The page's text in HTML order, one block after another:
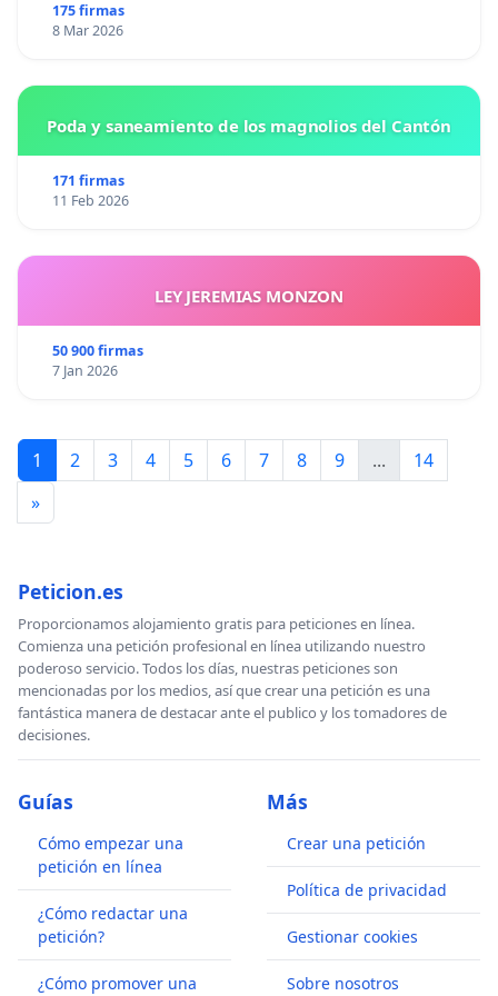
175 firmas
8 Mar 2026
Poda y saneamiento de los magnolios del Cantón
171 firmas
11 Feb 2026
LEY JEREMIAS MONZON
50 900 firmas
7 Jan 2026
1 2 3 4 5 6 7 8 9 ...
14
»
Peticion.es
Proporcionamos alojamiento gratis para peticiones en línea.
Comienza una petición profesional en línea utilizando nuestro
poderoso servicio. Todos los días, nuestras peticiones son
mencionadas por los medios, así que crear una petición es una
fantástica manera de destacar ante el publico y los tomadores de
decisiones.
Guías
Cómo empezar una
petición en línea
¿Cómo redactar una
petición?
¿Cómo promover una
Más
Crear una petición
Política de privacidad
Gestionar cookies
Sobre nosotros